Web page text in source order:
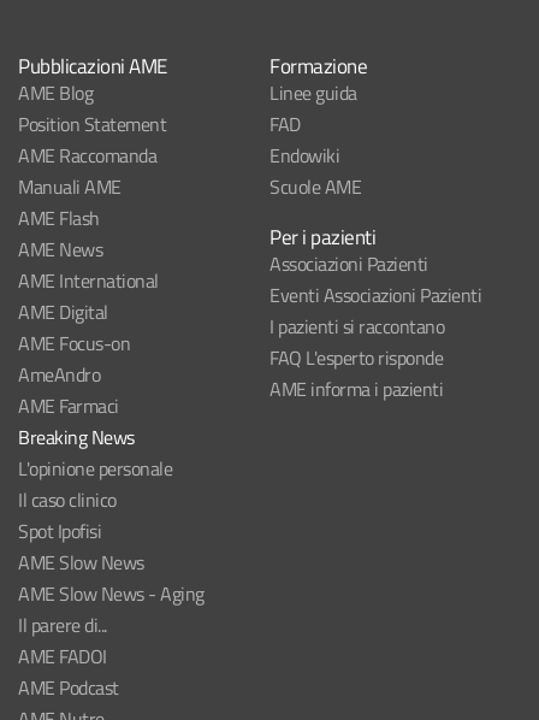
Pubblicazioni AME
AME Blog
Position Statement
AME Raccomanda
Manuali AME
AME Flash
AME News
AME International
AME Digital
AME Focus-on
AmeAndro
AME Farmaci
Breaking News
L'opinione personale
Il caso clinico
Spot Ipofisi
AME Slow News
AME Slow News - Aging
Il parere di...
AME FADOI
AME Podcast
Formazione
Linee guida
FAD
Endowiki
Scuole AME
Per i pazienti
Associazioni Pazienti
Eventi Associazioni Pazienti
I pazienti si raccontano
FAQ L'esperto risponde
AME informa i pazienti